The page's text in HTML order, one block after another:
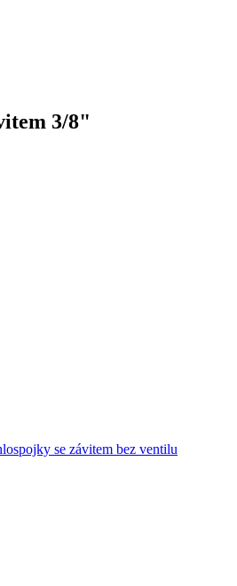
3/8"
se závitem bez ventilu